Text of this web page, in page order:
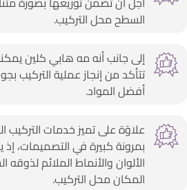
السطح محل التركيب.
إلى جانب أنه مه هابي كلين
تتأكد من إنجاز عملية التركيب
أفضل المواد.
علاوًة على تميز خدمات التركيب
بمرونة كبيرة في التصميمات، إذ
الألوان والأنماط الملائم
المكان محل التركيب.